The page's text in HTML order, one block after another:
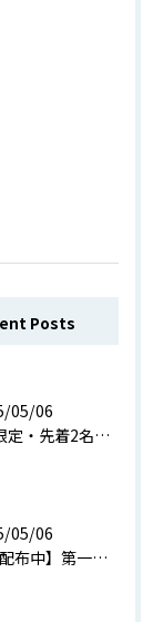
Posts
05/06
【5月限定・先着2名】共通テスト英語に“実際に出る表現だけ”を厳選した用語集を無料配布中！
05/06
【無料配布中】第一志望合格のための受験戦略ガイド｜全科目対応・今やるべきことがわかる！